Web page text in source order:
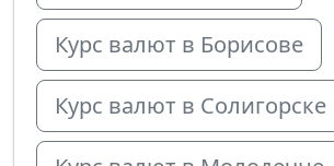
Курс валют в Борисове
Курс валют в Солигорске